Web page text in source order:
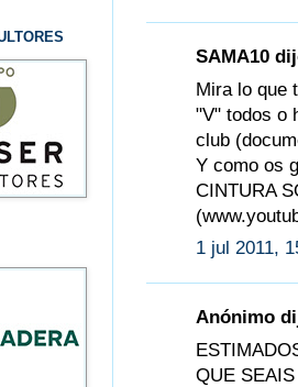
SAMA10
Mira lo que
"V" todos o
club
Y como os
CINTURA
1 jul 2011,
Anónimo
QUE